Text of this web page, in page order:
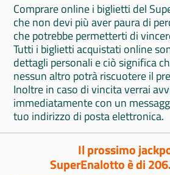
Comprare online i biglietti del
che non devi più aver paura di
che potrebbe permetterti di
Tutti i biglietti acquistati online
dettagli personali e ciò significa
nessun altro potrà riscuotere il
Inoltre in caso di vincita verrai
immediatamente con un
tuo indirizzo di posta elettronica.
Il prossimo
SuperEnalotto è di